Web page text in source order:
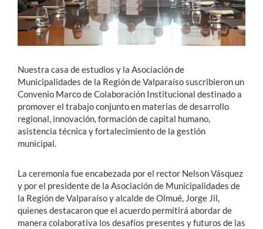
English
Nuestra casa de estudios y la Asociación de
Municipalidades de la Región de Valparaíso suscribieron un
Convenio Marco de Colaboración Institucional destinado a
promover el trabajo conjunto en materias de desarrollo
regional, innovación, formación de capital humano,
asistencia técnica y fortalecimiento de la gestión
municipal.
La ceremonia fue encabezada por el rector Nelson Vásquez
y por el presidente de la Asociación de Municipalidades de
la Región de Valparaíso y alcalde de Olmué, Jorge Jil,
quienes destacaron que el acuerdo permitirá abordar de
manera colaborativa los desafíos presentes y futuros de las